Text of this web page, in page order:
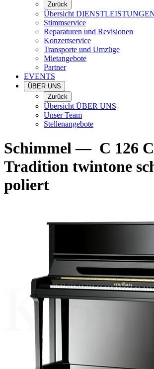
Zurück
Übersicht
Stimmservice
Reparaturen und Revisionen
Konzertservice
Transporte und Umzüge
Mietangebote
Partner
EVENTS
ÜBER UNS
Zurück
Übersicht ÜBER UNS
Unser Team
Stellenangebote
Schimmel— C 126
Tradition twintone
poliert